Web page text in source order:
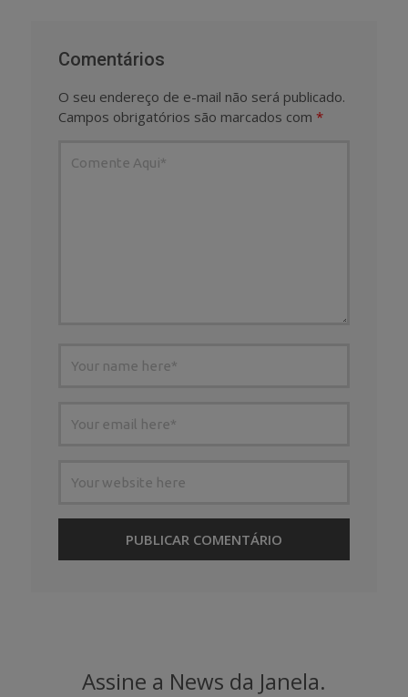
Comentários
O seu endereço de e-mail não será publicado.
Campos obrigatórios são marcados com *
Assine a News da Janela.